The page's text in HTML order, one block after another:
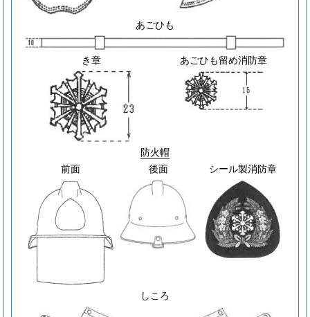
あごひも
き章 あごひも留め消防章
防火帽
前面
後面 シール製消防章
しころ